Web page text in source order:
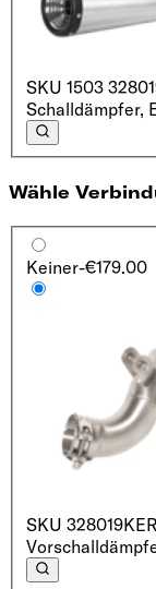
SKU 1503
Schalldämpfer,
Wähle
Keiner-€179.00
SKU 328019KER